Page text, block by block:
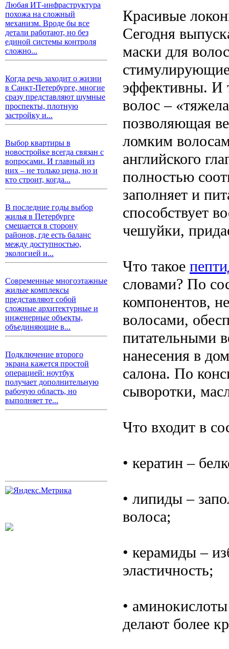
Любая ИТ-инфраструктура
похожа на сложный
механизм. Вроде бы все
детали работают, но без
единой системы контроля
сложно...
Когда речь заходит о жизни
в Санкт-Петербурге, многие
сразу представляют шумные
проспекты, плотную
застройку и...
Выбор квартиры в
новостройке всегда связан с
вопросами. И главный из
них – не только цена, но и
кто строит, когда...
В последние годы выбор
жилья в Петербурге
смещается в сторону
районов, где есть баланс
между доступностью,
экологией и...
Современные многоэтажные
жилые комплексы
представляют собой
сложные архитектурные и
инженерные объекты,
объединяющие в...
Подключение второго
экрана кажется простой
операцией: ноутбук
получает дополнительную
рабочую область, но
выполняет те...
Красивые
Сегодня
маски для
эффективны. И
волос –
позволяющая
ломким
английского
полностью
заполняет и
способствует
чешуйки,
Что такое
словами? По
компонентов,
волосами,
питательными
нанесения в
салона. По
сыворотки,
Что входит в
• кератин –
• липиды –
волоса;
• керамиды –
эластичность;
•
делают более